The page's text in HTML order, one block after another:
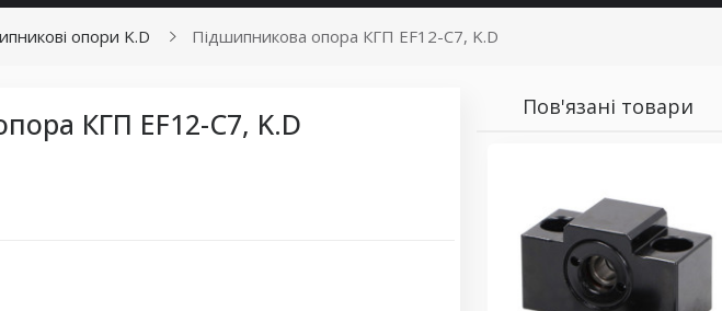
опори K.D Підшипникова опора КГП EF12-C7, K.D
КГП EF12-C7, K.D Пов'язані товари